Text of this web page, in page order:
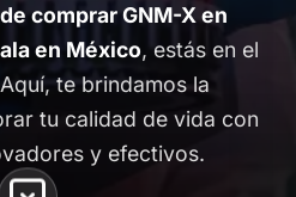
comprar GNM-X en
en México, estás en el
te brindamos la
tu calidad de vida con
y efectivos.